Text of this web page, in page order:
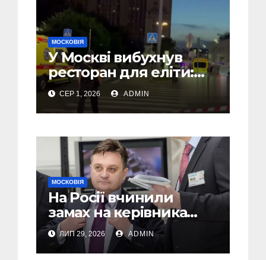
МОСКОВІЯ
У Москві вибухнув
ресторан для еліти:
там міг бути Головком
ВКС РФ Чайко і багато
військових – ЗМІ
СЕР 1, 2026 ADMIN
МОСКОВІЯ
На Росії вчинили
замах на керівника
компанії яка
виготовляє дрони
ЛИП 29, 2026 ADMIN